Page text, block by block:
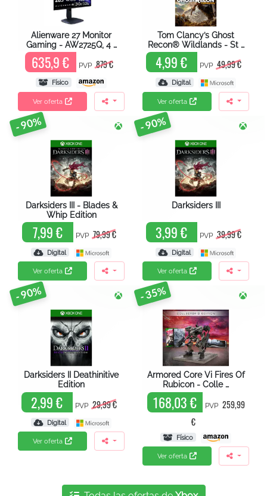
Alienware 27 Monitor
Gaming - AW2725Q, 4 …
635,9 € PVP 879 €
Físico
Ver oferta
Tom Clancy’s Ghost
Recon® Wildlands - St …
4,99 € PVP 49,99 €
Digital
Ver oferta
- 90%
Darksiders III - Blades &
Whip Edition
7,99 € PVP 79,99 €
Digital
Ver oferta
- 90%
Darksiders III
3,99 € PVP 39,99 €
Digital
Ver oferta
- 90%
Darksiders II Deathinitive
Edition
2,99 € PVP 29,99 €
Digital
Ver oferta
- 35%
Armored Core Vi Fires Of
Rubicon - Colle …
168,03 € PVP 259,99
€
Físico
Ver oferta